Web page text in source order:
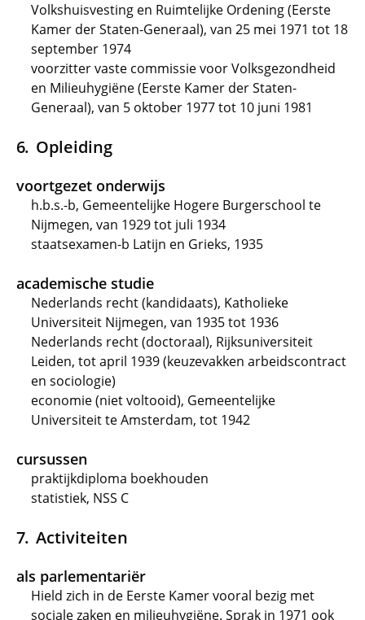
Volkshuisvesting en Ruimtelijke Ordening (Eerste
Kamer der Staten-Generaal), van 25 mei 1971 tot 18
september 1974
voorzitter vaste commissie voor Volksgezondheid
en Milieuhygiëne (Eerste Kamer der Staten-
Generaal), van 5 oktober 1977 tot 10 juni 1981
Opleiding
voortgezet onderwijs
h.b.s.-b, Gemeentelijke Hogere Burgerschool te
Nijmegen, van 1929 tot juli 1934
staatsexamen-b Latijn en Grieks, 1935
academische studie
Nederlands recht (kandidaats), Katholieke
Universiteit Nijmegen, van 1935 tot 1936
Nederlands recht (doctoraal), Rijksuniversiteit
Leiden, tot april 1939 (keuzevakken arbeidscontract
en sociologie)
economie (niet voltooid), Gemeentelijke
Universiteit te Amsterdam, tot 1942
cursussen
praktijkdiploma boekhouden
statistiek, NSS C
Activiteiten
als parlementariër
Hield zich in de Eerste Kamer vooral bezig met
sociale zaken en milieuhygiëne. Sprak in 1971 ook